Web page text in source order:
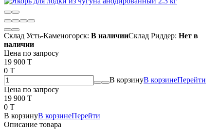
Склад Усть-Каменогорск: В наличииСклад Риддер: Нет в
наличии
Цена по запросу
19 900 T
0 T
В корзинуВ корзинеПерейти
Цена по запросу
19 900 T
0 T
В корзинуВ корзинеПерейти
Описание товара